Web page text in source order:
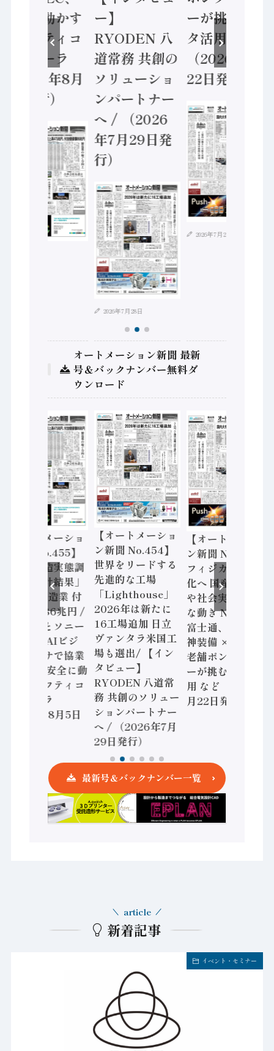
安全に動かす
セーフティコ
ントローラ
（2026年8月
5日発行）
ー】
RYODEN 八
道常務 共創の
ソリューショ
ンパートナー
へ / （2026
年7月29日発
行）
2026年7月28日
ーが挑むデー
タ活用 など
（2026年7月
22日発行）
2026年7月21日
オートメーション新聞 最新
号＆バックナンバー無料ダ
ウンロード
【オートメーショ
ン新聞 No.455】
「経済構造実態調
査二次集計結果」
2024年製造業 付
加価値額86兆円 /
三菱電機とソニー
セミコン AIビジ
ョンセンサで協業
/ IDEC、安全に動
かすセーフティコ
ントローラ
（2026年8月5日
【オートメーショ
ン新聞 No.454】
世界をリードする
先進的な工場
「Lighthouse」
2026年は新たに
16工場追加 日立
ヴァンタラ米国工
場も選出/ 【イン
タビュー】
RYODEN 八道常
務 共創のソリュー
ションパートナー
へ / （2026年7月
29日発行）
【オートメーショ
ン新聞 No.453】
フィジカルAI本格
化へ 国産AI開発
や社会実装に活発
な動き Noetra、
富士通、日立 / 兵
神装備 × HMS、
老舗ポンプメーカ
ーが挑むデータ活
用 など（2026年7
月22日発行）
最新号＆バックナンバー一覧
新着記事
article
イベント・セミナー